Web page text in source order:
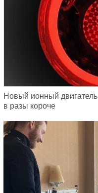
Новый ионный
в разы короче